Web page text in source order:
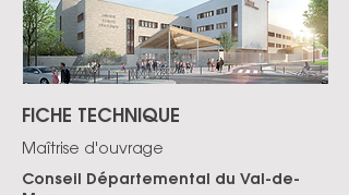
FICHE TECHNIQUE
Maîtrise d'ouvrage
Conseil Départemental du Val-de-